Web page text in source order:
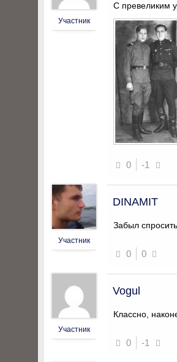
Участник
С превеликим
0 -1
Участник
DINAMIT
Забыл
0 0
Участник
Vogul
Классно,
0 -1